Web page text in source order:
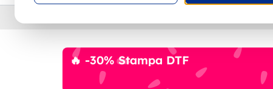
🔥 -30% Stampa DTF